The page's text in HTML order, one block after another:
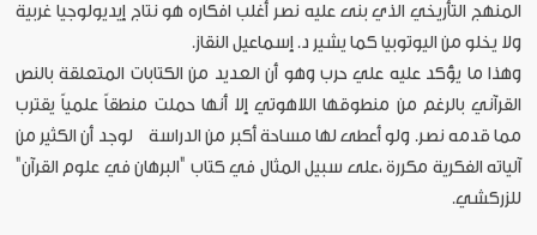
المنهج التأريخي الذي بنى عليه نصر أغلب افكاره هو نتاج إيديولوجيا غربية
ولا يخلو من اليوتوبيا كما يشير د. إسماعيل النقاز.
وهذا ما يؤكد عليه علي حرب وهو أن العديد من الكتابات المتعلقة بالنص
القرآني بالرغم من منطوقها اللاهوتي إلا أنها حملت منطقاً علمياً يقترب
مما قدمه نصر. ولو أعطى لها مساحة أكبر من الدراسة لوجد أن الكثير من
آلياته الفكرية مكررة ،على سبيل المثال في كتاب "البرهان في علوم القرآن"
للزركشي.